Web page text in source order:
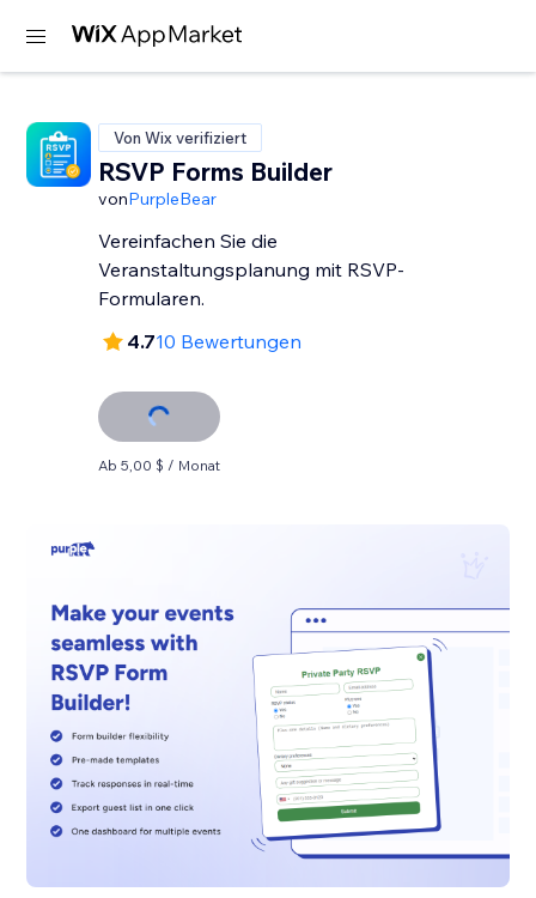
Von Wix verifiziert
RSVP Forms Builder
vonPurpleBear
Vereinfachen Sie die
Veranstaltungsplanung mit RSVP-
Formularen.
4.710 Bewertungen
Ab 5,00 $ / Monat